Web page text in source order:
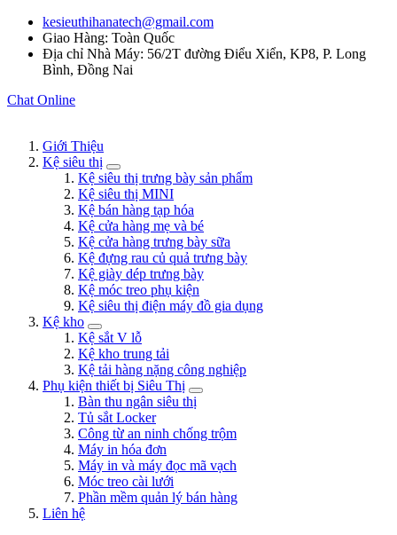
kesieuthihanatech@gmail.com
Giao Hàng: Toàn Quốc
Địa chỉ Nhà Máy: 56/2T đường Điểu Xiển, KP8, P. Long
Bình, Đồng Nai
Chat Online
Giới Thiệu
Kệ siêu thị
Kệ siêu thị trưng bày sản phẩm
Kệ siêu thị MINI
Kệ bán hàng tạp hóa
Kệ cửa hàng mẹ và bé
Kệ cửa hàng trưng bày sữa
Kệ đựng rau củ quả trưng bày
Kệ giày dép trưng bày
Kệ móc treo phụ kiện
Kệ siêu thị điện máy đồ gia dụng
Kệ kho
Kệ sắt V lỗ
Kệ kho trung tải
Kệ tải hàng nặng công nghiệp
Phụ kiện thiết bị Siêu Thị
Bàn thu ngân siêu thị
Tủ sắt Locker
Công từ an ninh chống trộm
Máy in hóa đơn
Máy in và máy đọc mã vạch
Móc treo cài lưới
Phần mềm quản lý bán hàng
Liên hệ